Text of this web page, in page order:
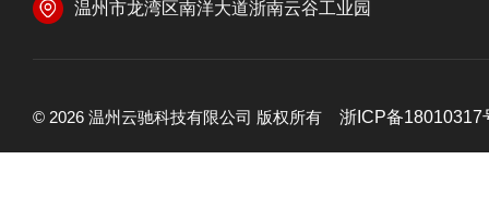
温州市龙湾区南洋大道浙南云谷工业园
© 2026 温州云驰科技有限公司 版权所有 浙ICP备18010317